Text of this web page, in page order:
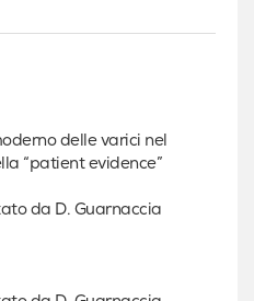
delle varici nel
“patient evidence”
da D. Guarnaccia